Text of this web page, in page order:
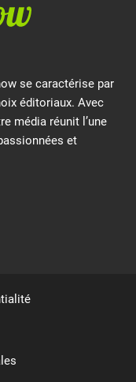
se caractérise par
éditoriaux. Avec
média réunit l’une
et